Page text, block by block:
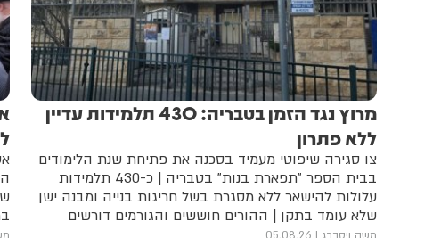
מרוץ נגד הזמן בטבריה: 430 תלמידות עדיין
ללא פתרון
צו סגירה שיפוטי מעמיד בסכנה את פתיחת שנת הלימודים
בבית הספר "תפארת בנות" בטבריה | כ-430 תלמידות
עלולות להישאר ללא מסגרת בשל חריגות בנייה ומבנה ישן
שלא עומד בתקן | ההורים חוששים והגורמים דורשים